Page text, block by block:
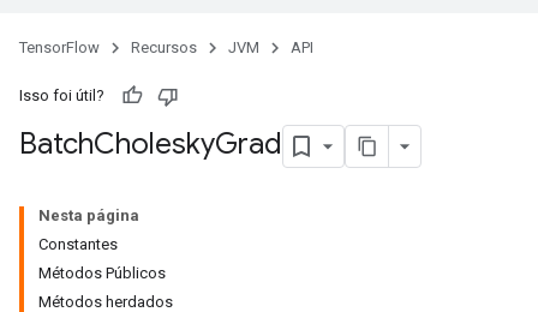
TensorFlow Recursos JVM API
Isso foi útil?
BatchCholeskyGrad
Nesta página
Constantes
Métodos Públicos
Métodos herdados